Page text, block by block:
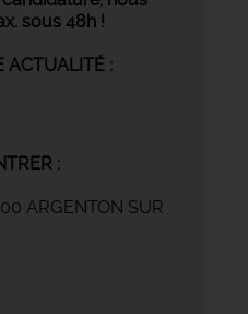
sous 48h !
ACTUALITÉ :
:
ARGENTON SUR